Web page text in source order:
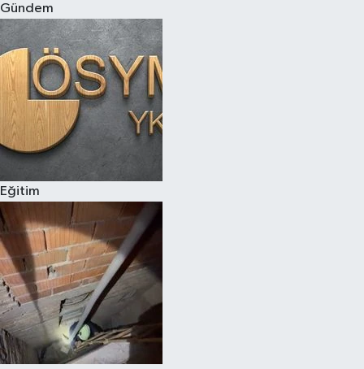
Gündem
Eğitim
Teknoloji
Televizyon
Yaşam-Çevre